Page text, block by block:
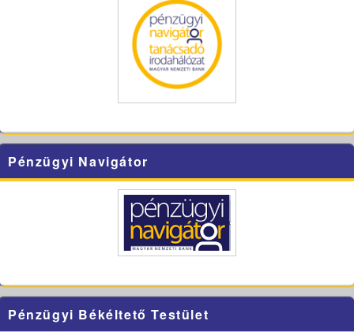
Pénzügyi Navigátor
Pénzügyi Békéltető Testület